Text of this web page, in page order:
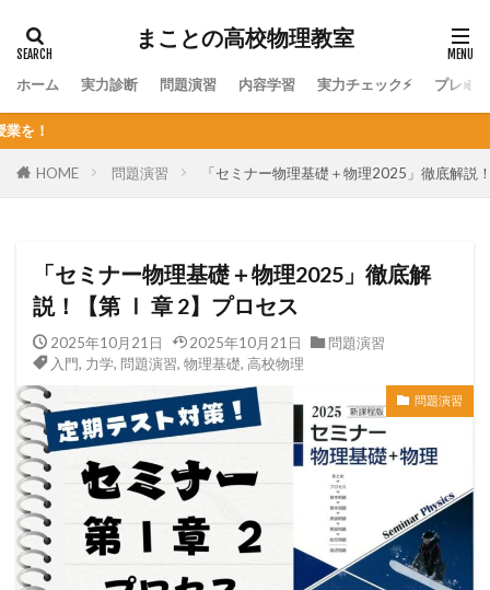
まことの高校物理教室
ホーム 実力診断 問題演習 内容学習 実力チェック⚡ プレミ
HOME 問題演習 「セミナー物理基礎＋物理2025」徹底解説
「セミナー物理基礎＋物理2025」徹底解
説！【第 Ⅰ 章 2】プロセス
2025年10月21日 2025年10月21日
問題演習
入門, 力学, 問題演習, 物理基礎, 高校物理
問題演習